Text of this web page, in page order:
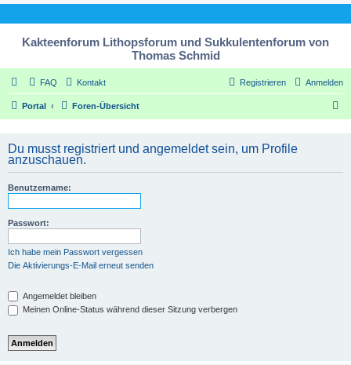
Kakteenforum Lithopsforum und Sukkulentenforum von
Thomas Schmid
FAQ Kontakt Anmelden
Registrieren
Portal Foren-Übersicht
Du musst registriert und angemeldet sein, um Profile
anzuschauen.
Benutzername:
Passwort:
Ich habe mein Passwort vergessen
Die Aktivierungs-E-Mail erneut senden
Angemeldet bleiben
Meinen Online-Status während dieser Sitzung verbergen